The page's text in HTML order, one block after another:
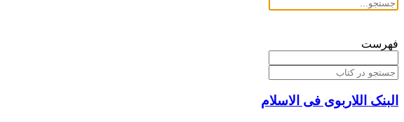
فهرست
البنک اللاربوی فی الاسلام